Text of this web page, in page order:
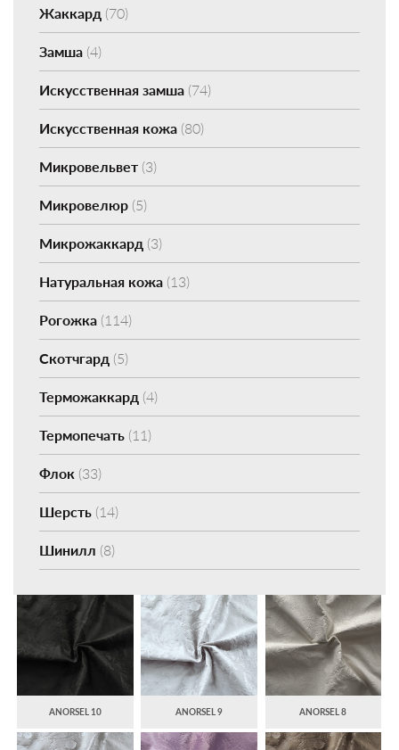
Жаккард (70)
Замша (4)
Искусственная замша (74)
Искусственная кожа (80)
Микровельвет (3)
Микровелюр (5)
Микрожаккард (3)
Натуральная кожа (13)
Рогожка (114)
Скотчгард (5)
Терможаккард (4)
Термопечать (11)
Флок (33)
Шерсть (14)
Шинилл (8)
ANORSEL 10 ANORSEL 9 ANORSEL 8